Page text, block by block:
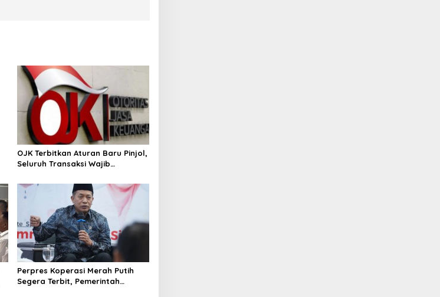
OJK Terbitkan Aturan Baru Pinjol,
Seluruh Transaksi Wajib
Perpres Koperasi Merah Putih
Segera Terbit, Pemerintah